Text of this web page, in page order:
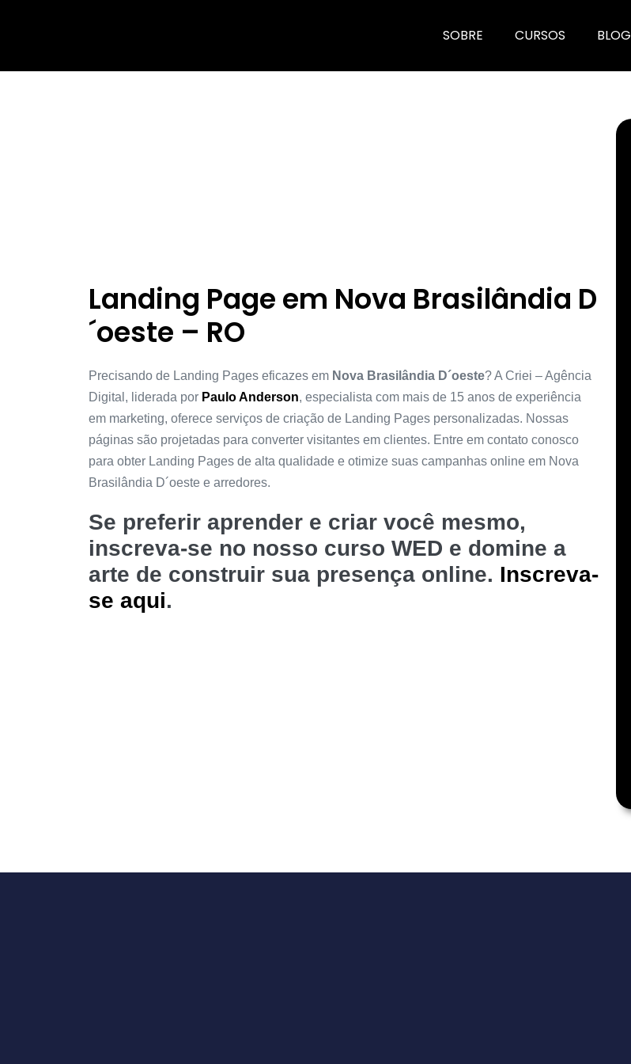
SOBRE CURSOS BLOG
Landing Page em Nova Brasilândia D
´oeste – RO
Precisando de Landing Pages eficazes em Nova Brasilândia D´oeste? A Criei – Agência
Digital, liderada por Paulo Anderson, especialista com mais de 15 anos de experiência
em marketing, oferece serviços de criação de Landing Pages personalizadas. Nossas
páginas são projetadas para converter visitantes em clientes. Entre em contato conosco
para obter Landing Pages de alta qualidade e otimize suas campanhas online em Nova
Brasilândia D´oeste e arredores.
Se preferir aprender e criar você mesmo,
inscreva-se no nosso curso WED e domine a
arte de construir sua presença online. Inscreva-
se aqui.